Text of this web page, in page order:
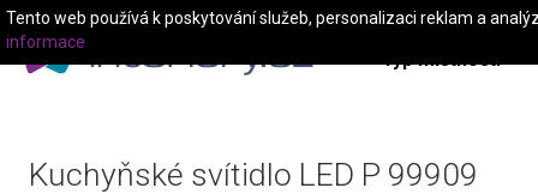
Typ místnosti
Kuchyňské svítidlo LED P 99909
Tento web používá k poskytování služeb, personalizaci reklam a
informace